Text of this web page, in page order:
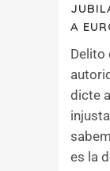
A
Delito
dicte
es la